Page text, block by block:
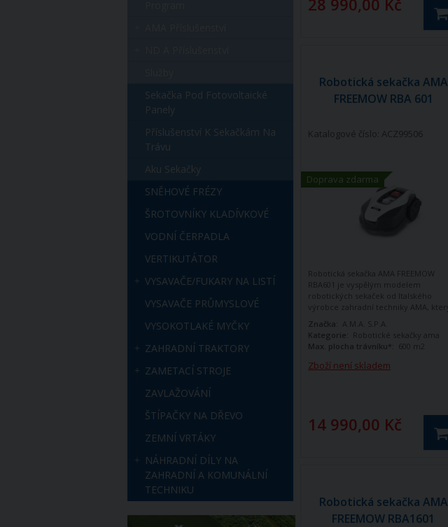
28 990,00 Kč
Robotická sekačka AMA
FREEMOW RBA 601
Doprava zdarma
Katalogové číslo: ACZ99506
Zboží není skladem
14 990,00 Kč
Robotická sekačka AMA FREEMOW
RBA601 je vyspělým modelem
robotických sekaček od Italského
výrobce zahradní techniky AMA, který
tento sektor nabízí.
Značka: A.M.A. S.P.A.
Kategorie: Robotické sekačky ama
Max. plocha trávníku*: 600 m2
Robotická sekačka AMA
FREEMOW RBA1601
Sekačka Pod Fotovoltaické
Panely
Příslušenství K Sekačkám Na
Trávu
Aku Sekačky
SNĚHOVÉ FRÉZY
ŠROTOVNÍKY KLADÍVKOVÉ
VODNÍ ČERPADLA
VERTIKUTÁTOR
VYSAVAČE/FUKARY NA LISTÍ
VYSAVAČE PRŮMYSLOVÉ
VYSOKOTLAKÉ MYČKY
ZAHRADNÍ TRAKTORY
ZAMETACÍ STROJE
ZAVLAŽOVÁNÍ
ŠTÍPAČKY NA DŘEVO
ZEMNÍ VRTÁKY
NÁHRADNÍ DÍLY NA
ZAHRADNÍ A KOMUNÁLNÍ
TECHNIKU